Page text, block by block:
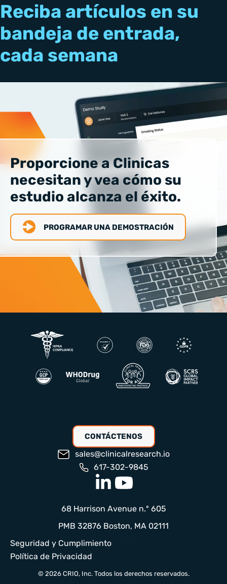
Reciba artículos en su
bandeja de entrada,
cada semana
Proporcione a Clinicas
necesitan y vea cómo su
estudio alcanza el éxito.
PROGRAMAR UNA DEMOSTRACIÓN
CONTÁCTENOS
sales@clinicalresearch.io
617-302-9845
Seguridad y Cumplimiento
Política de Privacidad
© 2026 CRIO, Inc. Todos los derechos reservados.
68 Harrison Avenue n.º 605
PMB 32876 Boston, MA 02111